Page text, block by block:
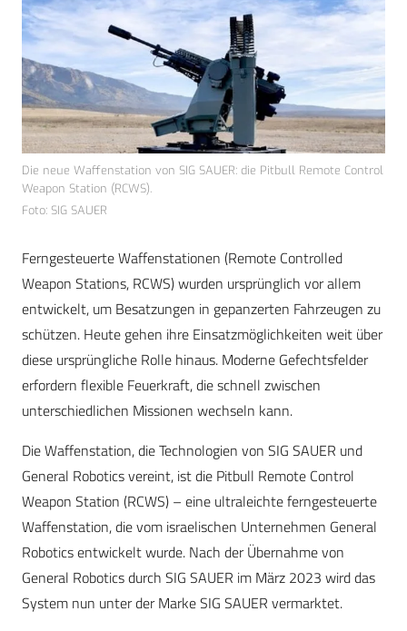
Die neue Waffenstation von SIG SAUER: die Pitbull Remote Control
Weapon Station (RCWS).
Foto: SIG SAUER
Ferngesteuerte Waffenstationen (Remote Controlled
Weapon Stations, RCWS) wurden ursprünglich vor allem
entwickelt, um Besatzungen in gepanzerten Fahrzeugen zu
schützen. Heute gehen ihre Einsatzmöglichkeiten weit über
diese ursprüngliche Rolle hinaus. Moderne Gefechtsfelder
erfordern flexible Feuerkraft, die schnell zwischen
unterschiedlichen Missionen wechseln kann.
Die Waffenstation, die Technologien von SIG SAUER und
General Robotics vereint, ist die Pitbull Remote Control
Weapon Station (RCWS) – eine ultraleichte ferngesteuerte
Waffenstation, die vom israelischen Unternehmen General
Robotics entwickelt wurde. Nach der Übernahme von
General Robotics durch SIG SAUER im März 2023 wird das
System nun unter der Marke SIG SAUER vermarktet.